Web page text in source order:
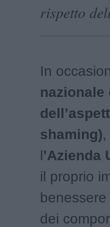
rispetto
In
shaming)
l’Azienda
il proprio
dei